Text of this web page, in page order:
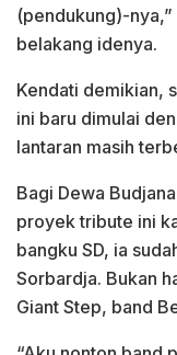
(pendukung)-
belakang idenya.
Kendati demikian,
ini baru dimulai
lantaran masih
Bagi Dewa
proyek tribute ini
bangku SD, ia
Sorbardja. Bukan
Giant Step, band